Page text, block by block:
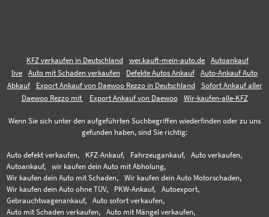
KFZ verkaufen in Deutschland wer.kauft-mein-auto.de
Autoankauf
live
Auto mit Schaden verkaufen Defekte Autos Ankauf
Auto-Ankauf Auto
Abkauf
Export Ankauf von Daewoo Rezzo in Deutschland
Sofort Ankauf aller
Daewoo Rezzo mit
Export Ankauf von Daewoo Wir-kaufen-alle-KFZ
Wenn Sie sich unter den aufgeführten Suchbegriffen wiederfinden oder zu uns
gefunden haben, sind Sie richtig:
Auto defekt verkaufen, KFZ-Ankauf, Fahrzeugankauf,
Auto verkaufen,
Autoankauf,
wir kaufen dein Auto mit Abholung,
Wir kaufen dein Auto mit Schaden,
Wir kaufen dein Auto Motorschaden,
Wir kaufen dein Auto ohne TÜV,
PKW-Ankauf,
Autoexport,
Gebrauchtwagenankauf,
Auto sofort verkaufen,
Auto mit Schaden verkaufen,
Auto mit Mängel verkaufen,